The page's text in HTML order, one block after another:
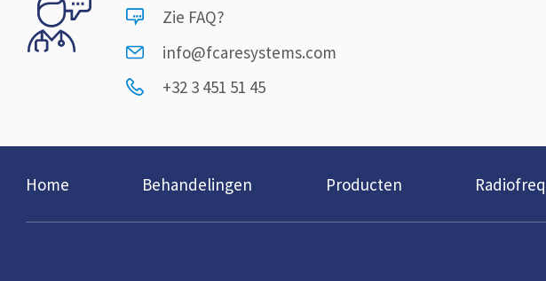
Zie FAQ?
info@fcaresystems.com
+32 3 451 51 45
Home Behandelingen Producten